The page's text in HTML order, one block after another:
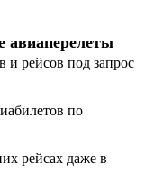
авиаперелеты
рейсов под запрос
по
рейсах даже в